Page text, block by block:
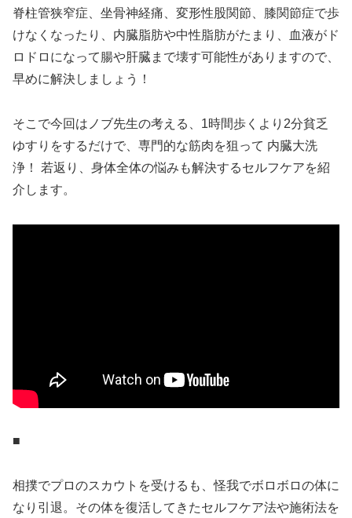
脊柱管狭窄症、坐骨神経痛、変形性股関節、膝関節症で歩
けなくなったり、内臓脂肪や中性脂肪がたまり、血液がド
ロドロになって腸や肝臓まで壊す可能性がありますので、
早めに解決しましょう！
そこで今回はノブ先生の考える、1時間歩くより2分貧乏
ゆすりをするだけで、専門的な筋肉を狙って 内臓大洗
浄！ 若返り、身体全体の悩みも解決するセルフケアを紹
介します。
■
相撲でプロのスカウトを受けるも、怪我でボロボロの体に
なり引退。その体を復活してきたセルフケア法や施術法を